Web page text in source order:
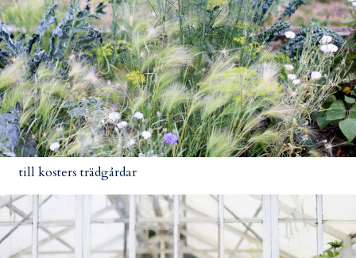
till kosters trädgårdar